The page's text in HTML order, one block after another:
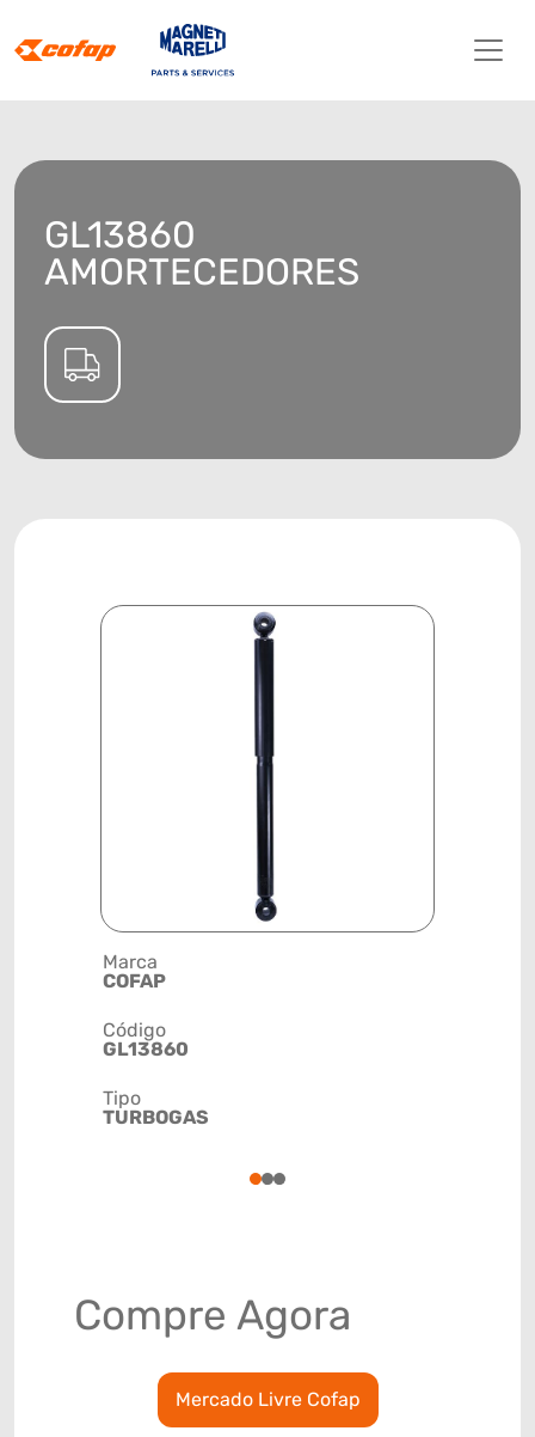
GL13860
AMORTECEDORES
Marca
COFAP
Código
GL13860
Tipo
TURBOGAS
123
Compre Agora
Mercado Livre Cofap